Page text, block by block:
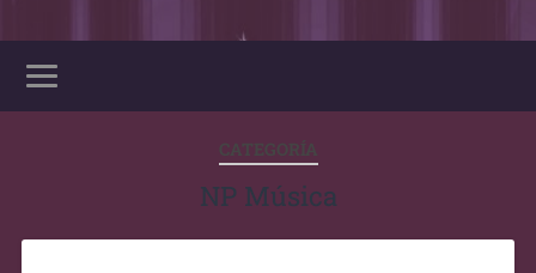
CATEGORÍA
NP Música